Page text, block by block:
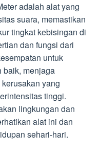
adalah alat yang
suara, memastikan
tingkat kebisingan di
dan fungsi dari
untuk
baik, menjaga
yang
tinggi.
lingkungan dan
alat ini dan
sehari-hari.